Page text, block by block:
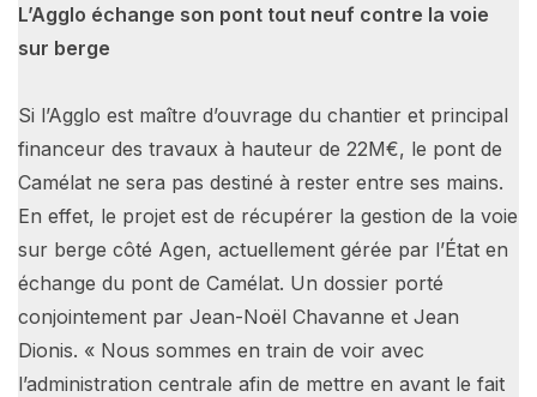
L’Agglo échange son pont tout neuf contre la voie
sur berge
Si l’Agglo est maître d’ouvrage du chantier et principal
financeur des travaux à hauteur de 22M€, le pont de
Camélat ne sera pas destiné à rester entre ses mains.
En effet, le projet est de récupérer la gestion de la voie
sur berge côté Agen, actuellement gérée par l’État en
échange du pont de Camélat. Un dossier porté
conjointement par Jean-Noël Chavanne et Jean
Dionis. « Nous sommes en train de voir avec
l’administration centrale afin de mettre en avant le fait